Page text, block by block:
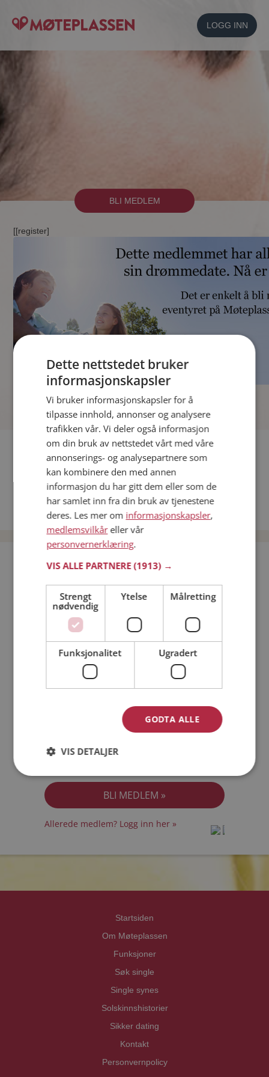
LOGG INN
BLI MEDLEM
[[register]
Fler single
Date menn i Norge
Date kvinner i Norge
Bli medlem gratis!
Jeg er en: Mann Kvinne
Min alder:
Jeg akseptererMedlemsvilkårene
Allerede medlem? Logg inn her »
Startsiden
Om Møteplassen
Funksjoner
Søk single
Single synes
Solskinnshistorier
Sikker dating
Kontakt
Personvernpolicy
Dette nettstedet bruker
informasjonskapsler
Vi bruker informasjonskapsler for å
tilpasse innhold, annonser og analysere
trafikken vår. Vi deler også informasjon
om din bruk av nettstedet vårt med våre
annonserings- og analysepartnere som
kan kombinere den med annen
informasjon du har gitt dem eller som de
har samlet inn fra din bruk av tjenestene
deres. Les mer om informasjonskapsler,
medlemsvilkåreller vår
personvernerklæring.
VIS ALLE PARTNERE(1913) →
Strengt
nødvendig
Ytelse Målretting
Funksjonalitet Ugradert
GODTA ALLE
VIS DETALJER